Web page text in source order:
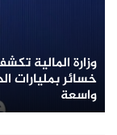
خسائر بمليارات
واسعة